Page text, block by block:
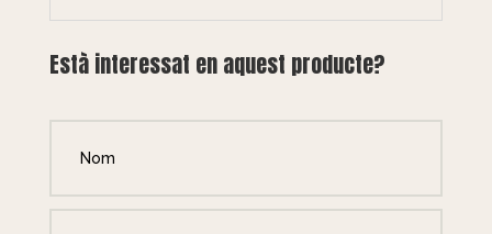
Està interessat en aquest producte?